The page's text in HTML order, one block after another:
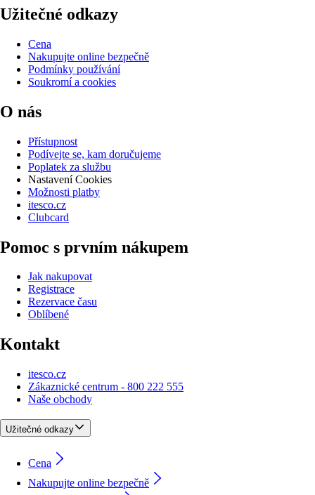
Užitečné odkazy
Cena
Nakupujte online bezpečně
Podmínky používání
Soukromí a cookies
O nás
Přístupnost
Podívejte se, kam doručujeme
Poplatek za službu
Nastavení Cookies
Možnosti platby
itesco.cz
Clubcard
Pomoc s prvním nákupem
Jak nakupovat
Registrace
Rezervace času
Oblíbené
Kontakt
itesco.cz
Zákaznické centrum - 800 222 555
Naše obchody
Užitečné odkazy
Cena
Nakupujte online bezpečně